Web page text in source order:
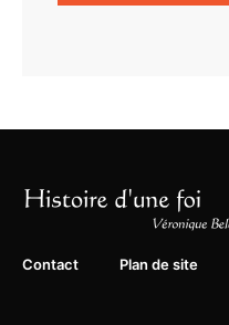
Contact Plan de site